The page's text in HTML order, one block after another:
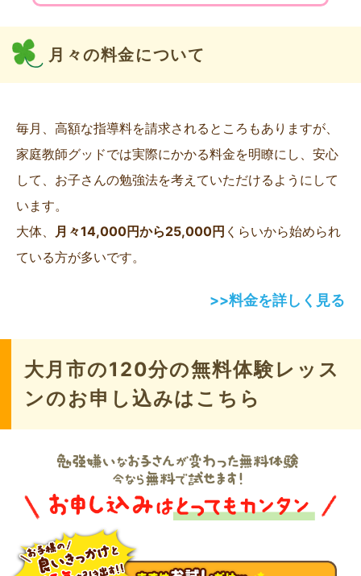
月々の料金について
毎月、高額な指導料を請求されるところもありますが、
家庭教師グッドでは実際にかかる料金を明瞭にし、安心
して、お子さんの勉強法を考えていただけるようにして
います。
大体、 月々14,000円から25,000円 くらいから始められ
ている方が多いです。
>>料金を詳しく見る
大月市の120分の無料体験レッス
ンのお申し込みはこちら